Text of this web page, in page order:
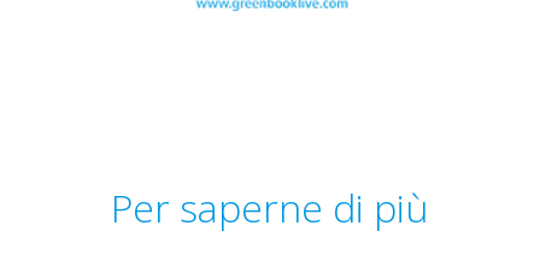
Per saperne di più